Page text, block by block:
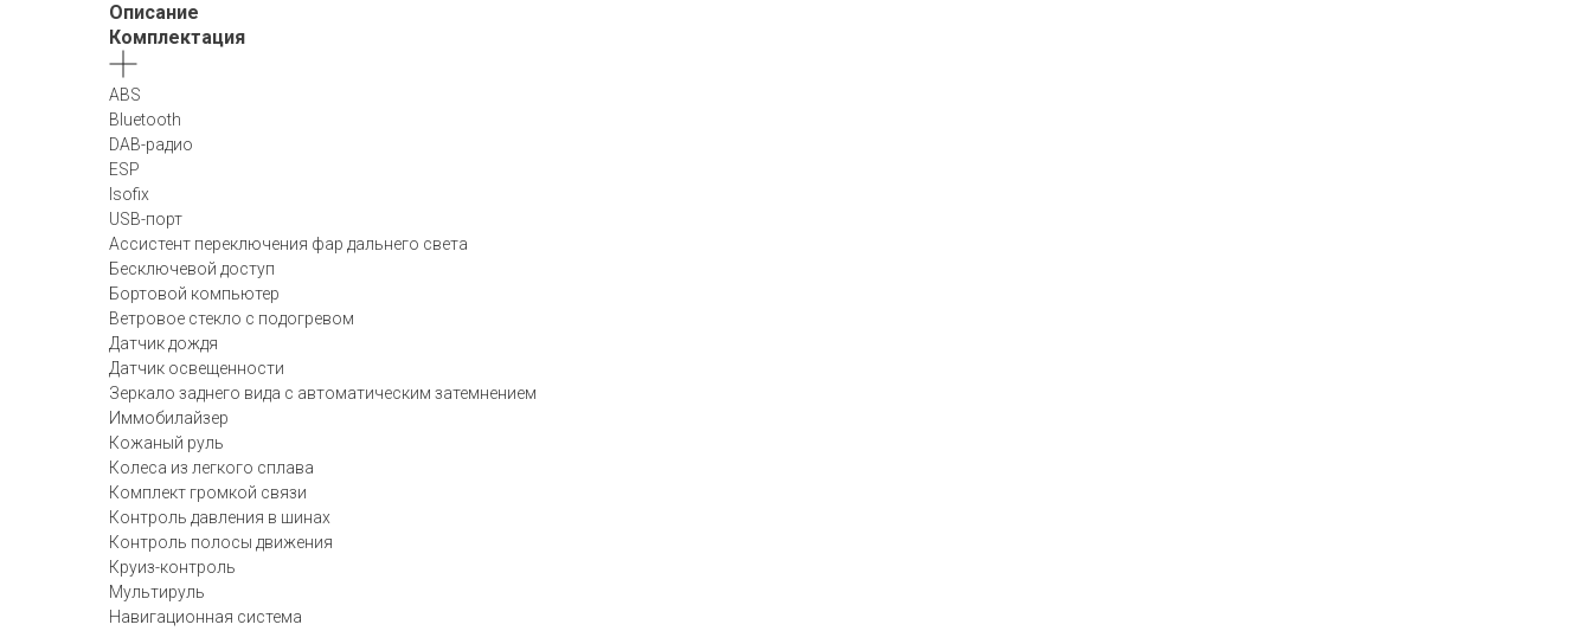
Описание
Комплектация
ABS
Bluetooth
DAB-радио
ESP
Isofix
USB-порт
Ассистент переключения фар дальнего света
Бесключевой доступ
Бортовой компьютер
Ветровое стекло с подогревом
Датчик дождя
Датчик освещенности
Зеркало заднего вида с автоматическим затемнением
Иммобилайзер
Кожаный руль
Колеса из легкого сплава
Комплект громкой связи
Контроль давления в шинах
Контроль полосы движения
Круиз-контроль
Мультируль
Навигационная система